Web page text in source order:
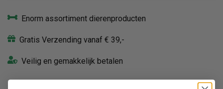
Enorm assortiment dierenproducten
Gratis Verzending vanaf € 39,-
Veilig en gemakkelijk betalen